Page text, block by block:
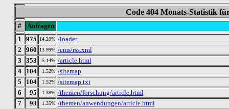
Code 404 Monats-Statistik
#
Anfragen
1
975 14.20% /loader
2
960 13.99% /cms/rss.xml
3
353 5.14% /article.html
4
104 1.52% /sitemap
5
104 1.52% /sitemap.txt
6
95 1.38% /themen/forschung/article.html
7
93 1.35% /themen/anwendungen/article.html